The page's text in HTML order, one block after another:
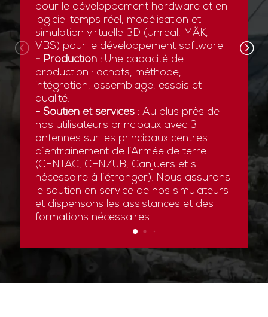
pour le développement hardware et en
logiciel temps réel, modélisation et
simulation virtuelle 3D (Unreal, MÄK,
VBS) pour le développement software.
- Production :Une capacité de
production : achats, méthode,
intégration, assemblage, essais et
qualité.
- Soutien et services :Au plus près de
nos utilisateurs principaux avec 3
antennes sur les principaux centres
d’entraînement de l’Armée de terre
(CENTAC, CENZUB, Canjuers et si
nécessaire à l’étranger). Nous assurons
le soutien en service de nos simulateurs
et dispensons les assistances et des
formations nécessaires.